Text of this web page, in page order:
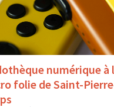
numérique à
folie de Saint-